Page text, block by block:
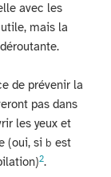
avec les
mais la
de prévenir la
pas dans
les yeux et
(oui, si b est
2.